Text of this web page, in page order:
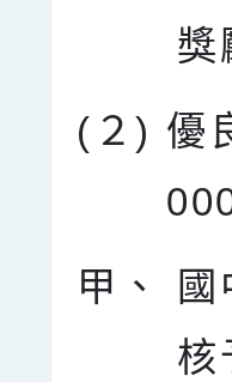
獎
(２) 優
甲、
核